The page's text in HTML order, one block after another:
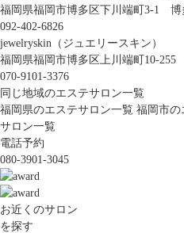
福岡県福岡市博多区下川端町3-1 博
092-402-6826
jewelryskin（ジュエリースキン）
福岡県福岡市博多区上川端町10-
070-9101-3376
同じ地域のエステサロン一覧
福岡県のエステサロン一覧 福岡市の
サロン一覧
電話予約
080-3901-3045
お近くのサロン
を探す